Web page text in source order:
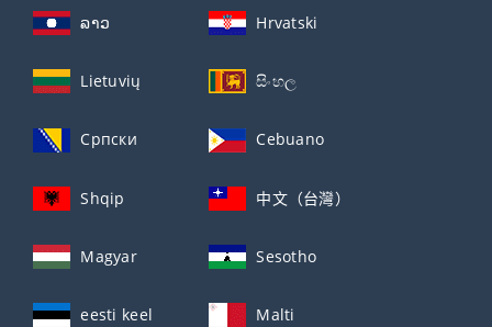
ລາວ Hrvatski
Lietuvių සිංහල
Српски Cebuano
Shqip 中文（台灣）
Magyar Sesotho
eesti keel Malti